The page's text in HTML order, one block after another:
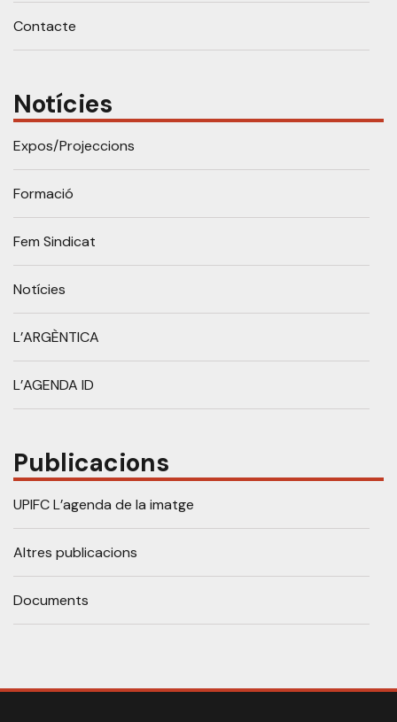
Contacte
Notícies
Expos/Projeccions
Formació
Fem Sindicat
Notícies
L’ARGÈNTICA
L’AGENDA ID
Publicacions
UPIFC L’agenda de la imatge
Altres publicacions
Documents